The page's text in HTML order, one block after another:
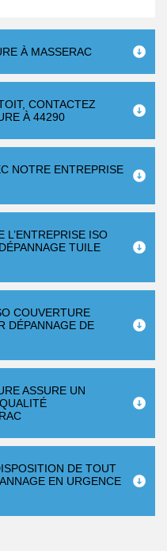
À MASSERAC
CONTACTEZ
À 44290
NOTRE ENTREPRISE
L’ENTREPRISE ISO
TUILE
COUVERTURE
DÉPANNAGE DE
ASSURE UN
DE TOUT
EN URGENCE